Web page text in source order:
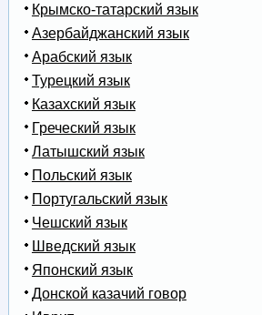
Крымско-татарский язык
Азербайджанский язык
Арабский язык
Турецкий язык
Казахский язык
Греческий язык
Латышский язык
Польский язык
Португальский язык
Чешский язык
Шведский язык
Японский язык
Донской казачий говор